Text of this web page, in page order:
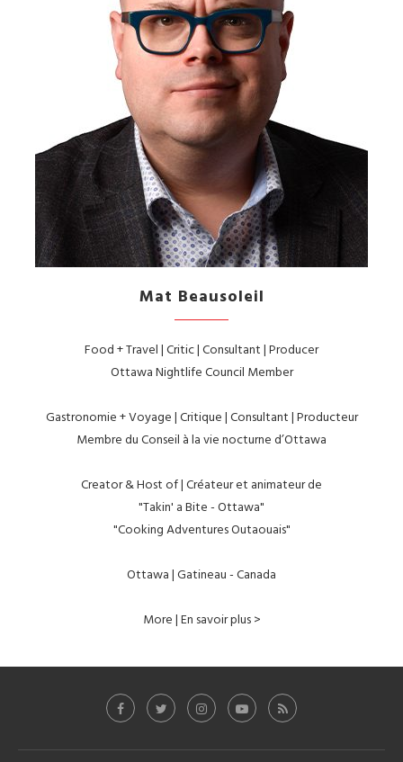
Mat Beausoleil
Food + Travel | Critic | Consultant | Producer
Ottawa Nightlife Council Member
Gastronomie + Voyage | Critique | Consultant | Producteur
Membre du Conseil à la vie nocturne d’Ottawa
Creator & Host of | Créateur et animateur de
"Takin' a Bite - Ottawa"
"Cooking Adventures Outaouais"
Ottawa | Gatineau - Canada
More | En savoir plus >